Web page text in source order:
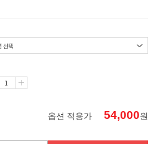
옵션 적용가 54,000원